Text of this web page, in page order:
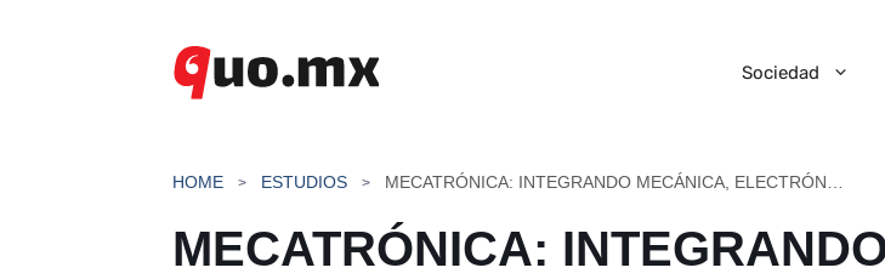
Sociedad
HOME ESTUDIOS
MECATRÓNICA: